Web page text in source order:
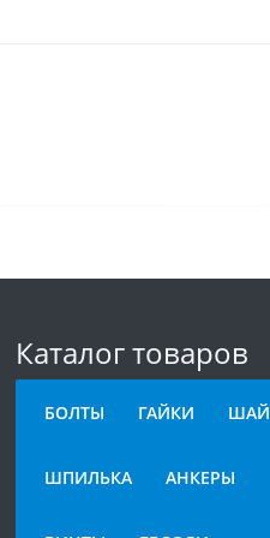
Каталог товаров
БОЛТЫ ГАЙКИ
ШПИЛЬКА АНКЕРЫ